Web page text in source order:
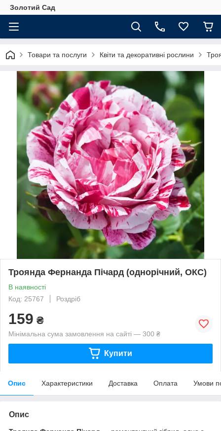
Золотий Сад
Товари та послуги Квіти та декоративні рослини
Троянда Фернанда Пічард (однорічний, ОКС)
В наявності
Код: 25767
Роздріб
159 ₴
Мінімальна сума замовлення на сайті — 300 ₴
Купити
Опис Характеристики Доставка Оплата Умови
Опис